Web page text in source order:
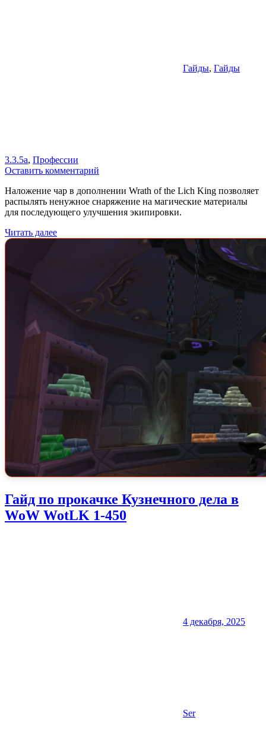
Гайды, Гайды
3.3.5a, Профессии
Оставить комментарий
Наложение чар в дополнении Wrath of the Lich King позволяет
распылять ненужное снаряжение на магические материалы
для последующего улучшения экипировки.
Читать далее
Гайд по прокачке Кузнечного дела в
WoW WotLK 1-450
4 декабря, 2025
Ser